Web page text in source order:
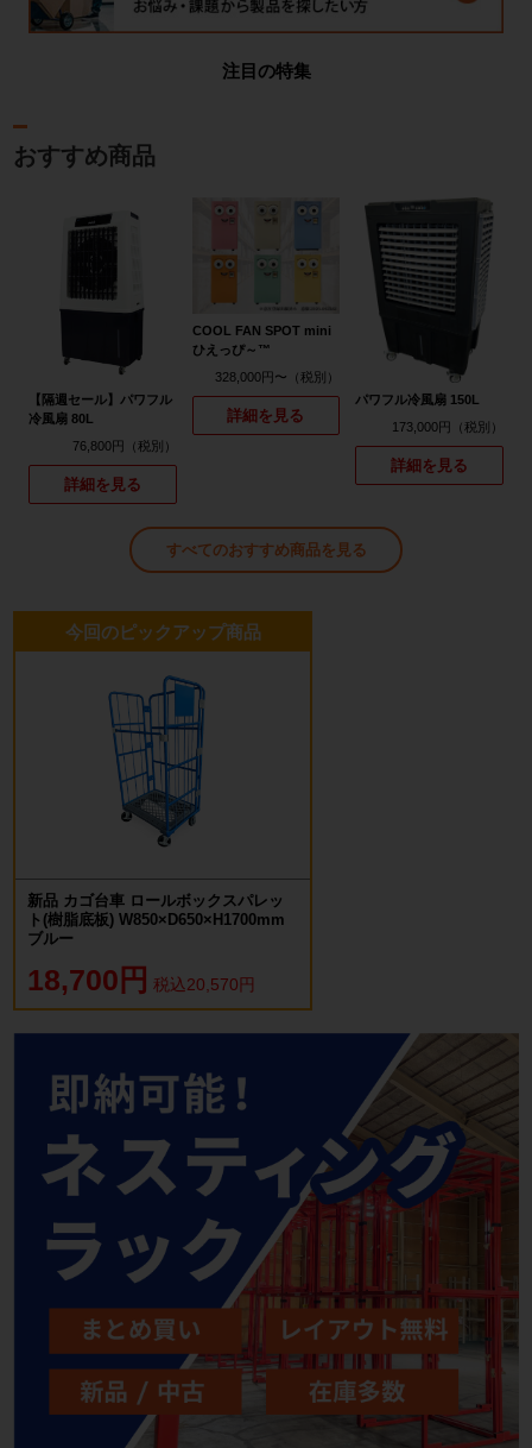
注目の特集
おすすめ商品
【隔週セール】パワフル
冷風扇 80L
76,800円
詳細を見る
COOL FAN SPOT mini
ひえっぴ～™
328,000円〜
詳細を見る
パワフル冷風扇 150L
173,000円
詳細を見る
すべてのおすすめ商品を見る
今回のピックアップ商品
新品 カゴ台車 ロールボックスパレッ
ト(樹脂底板) W850×D650×H1700mm
ブルー
18,700円 税込20,570円